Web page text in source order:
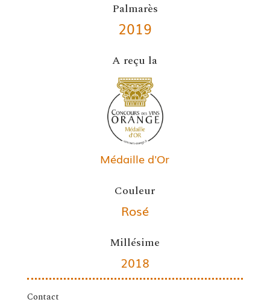
Palmarès
2019
A reçu la
Médaille d'Or
Couleur
Rosé
Millésime
2018
Contact